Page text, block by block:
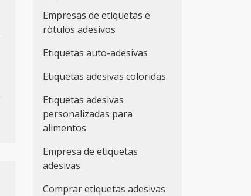
Empresas de etiquetas e
rótulos adesivos
Etiquetas auto-adesivas
Etiquetas adesivas coloridas
Etiquetas adesivas
personalizadas para
alimentos
Empresa de etiquetas
adesivas
Comprar etiquetas adesivas